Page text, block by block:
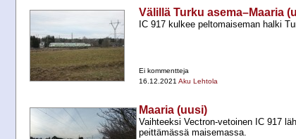
Välillä Turku asema–Maaria
IC 917 kulkee peltomaiseman halki
Ei kommentteja
16.12.2021 Aku Lehtola
Maaria (uusi)
Vaihteeksi Vectron-​vetoinen IC 917
peittämässä maisemassa.